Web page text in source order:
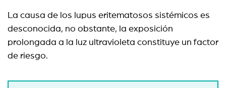
La causa de los lupus eritematosos sistémicos es
desconocida, no obstante, la exposición
prolongada a la luz ultravioleta constituye un factor
de riesgo.